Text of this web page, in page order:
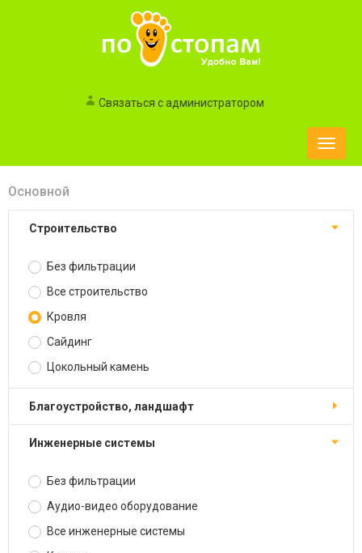
Связаться с администратором
Toggle
Основной
Строительство
Без фильтрации
Все строительство
Кровля
Сайдинг
Цокольный камень
Благоустройство, ландшафт
Инженерные системы
Без фильтрации
Аудио-видео оборудование
Все инженерные системы